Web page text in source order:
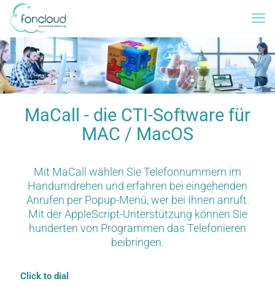
MaCall - die CTI-Software für
MAC / MacOS
Mit MaCall wählen Sie Telefonnummern im
Handumdrehen und erfahren bei eingehenden
Anrufen per Popup-Menü, wer bei Ihnen anruft.
Mit der AppleScript-Unterstützung können Sie
hunderten von Programmen das Telefonieren
beibringen.
Click to dial